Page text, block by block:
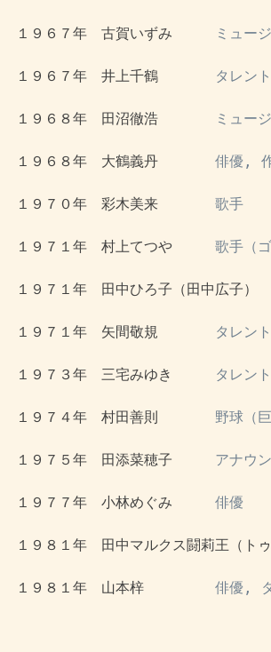
１９６７年　古賀いずみ ミュー
１９６７年　井上千鶴 タレント
１９６８年　田沼徹浩 ミュー
１９６８年　大鶴義丹 俳優,
１９７０年　彩木美来 歌手
１９７１年　村上てつや 歌手（
１９７１年　田中ひろ子（田中広子）
１９７１年　矢間敬規 タレン
１９７３年　三宅みゆき タレント
１９７４年　村田善則 野球（
１９７５年　田添菜穂子 アナウ
１９７７年　小林めぐみ 俳優
１９８１年　田中マルクス闘莉王（ト
１９８１年　山本梓 俳優,